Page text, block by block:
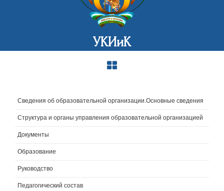
УКИиК
Сведения об образовательной организации.Основные сведения
Структура и органы управления образовательной организацией
Документы
Образование
Руководство
Педагогический состав